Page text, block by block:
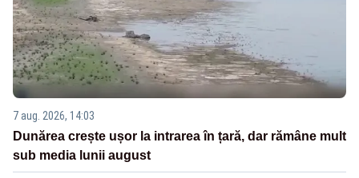
7 aug. 2026, 14:03
Dunărea crește ușor la intrarea în țară, dar rămâne mult
sub media lunii august